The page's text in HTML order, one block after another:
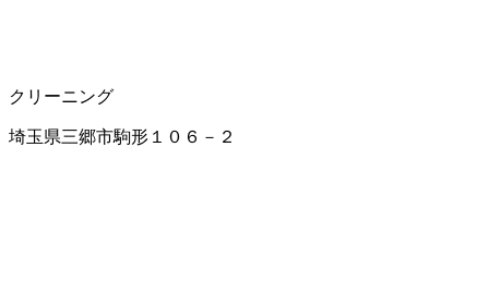
クリーニング
埼玉県三郷市駒形１０６－２